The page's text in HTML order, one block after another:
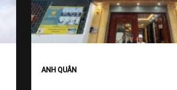
ANH QUÂN